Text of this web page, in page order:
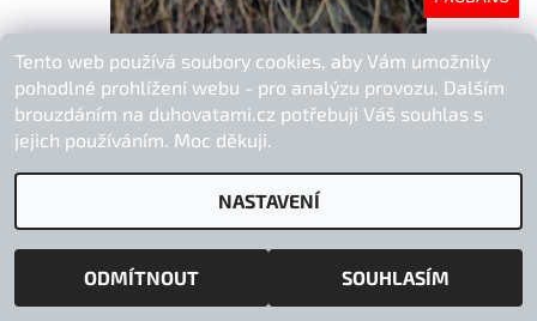
SVÍCEN AMETYST KŘIŠŤÁL KVĚT VELKÝ
670 Kč
Tento web používá soubory cookies, aby Vám umožnily
pohodlné prohlížení webu - pro analýzu provozu. Dalším
brouzdáním na duhovatami.cz potřebuji Váš souhlas s
jejich používáním. Moc děkuji.
NASTAVENÍ
ODMÍTNOUT SOUHLASÍM